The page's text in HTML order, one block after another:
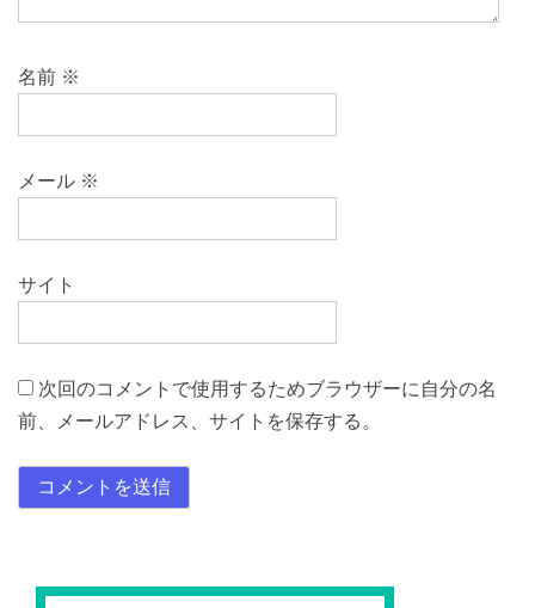
名前 ※
メール ※
サイト
次回のコメントで使用するためブラウザーに自分の名
前、メールアドレス、サイトを保存する。